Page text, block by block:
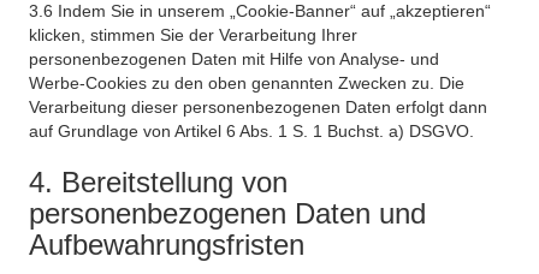
3.6 Indem Sie in unserem „Cookie-Banner“ auf „akzeptieren“
klicken, stimmen Sie der Verarbeitung Ihrer
personenbezogenen Daten mit Hilfe von Analyse- und
Werbe-Cookies zu den oben genannten Zwecken zu. Die
Verarbeitung dieser personenbezogenen Daten erfolgt dann
auf Grundlage von Artikel 6 Abs. 1 S. 1 Buchst. a) DSGVO.
4. Bereitstellung von
personenbezogenen Daten und
Aufbewahrungsfristen